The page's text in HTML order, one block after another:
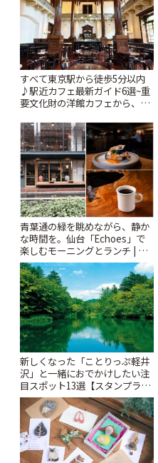
すべて東京駅から徒歩5分以内
♪駅近カフェ最新ガイド6選~重
要文化財の洋館カフェから、改
りっぷ
青葉通の緑を眺めながら、静か
な時間を。仙台「Echoes」で
楽しむモーニングとランチ | こ
とりっぷ
新しくなった「ことりっぷ軽井
沢」と一緒におでかけしたい注
目スポット13選【スタンプラリ
ー開催中】 | ことりっぷ